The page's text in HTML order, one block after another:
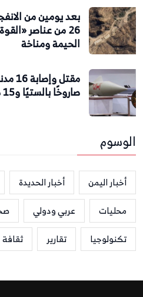
بعد يومين من
26 من عناصر
الحيمة ومناخة
صاروخًا بالستيًا و15 طائرة مسيرة على مأرب
الوسوم
أخبار اليمن أخبار الحديدة
محليات
عربي ودولي
تكنولوجيا
تقارير ثقافة